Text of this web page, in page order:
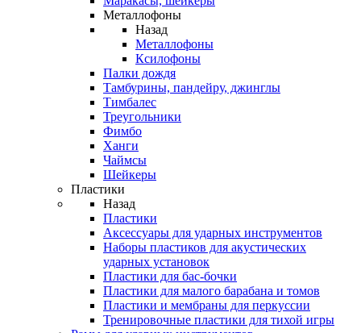
Металлофоны
Назад
Металлофоны
Ксилофоны
Палки дождя
Тамбурины, пандейру, джинглы
Тимбалес
Треугольники
Фимбо
Ханги
Чаймсы
Шейкеры
Пластики
Назад
Пластики
Аксессуары для ударных инструментов
Наборы пластиков для акустических
ударных установок
Пластики для бас-бочки
Пластики для малого барабана и томов
Пластики и мембраны для перкуссии
Тренировочные пластики для тихой игры